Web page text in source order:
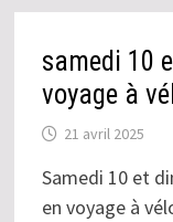
samedi 10
voyage à
21 avril 2025
Samedi 10 et
en voyage à